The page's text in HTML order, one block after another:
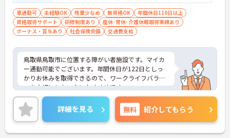
車通勤可 未経験OK 残業少なめ 無資格OK
年間休日110日以上
資格取得サポート
研修制度あり
産休･育休･介護休暇取得実績あり
ボーナス・賞与あり
社会保険完備 交通費支給
鳥取県鳥取市に位置する障がい者施設です。マイカ
ー通勤可能でございます。年間休日が122日としっ
かりお休みを取得できるので、ワークライフバラン
スを大切にしたい方におすすめです。
残業は月平均7時間ですので、勤務終了後の予定も
立てやすいです。
ご興味のある方には、面接対策ポイントなど、さら
に詳細をお話しいたしますのでお気軽にご相談くだ
さい！
詳細を見る 無料 紹介してもらう